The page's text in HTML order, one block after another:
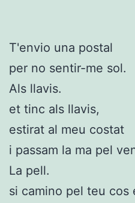
T'envio una postal
per no sentir-me sol.
Als llavis.
et tinc als llavis,
estirat al meu costat
i passam la ma pel
La pell.
si camino pel teu cos